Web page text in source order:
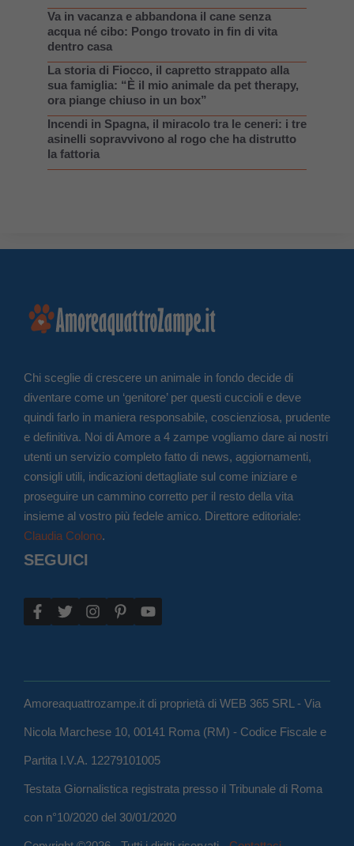
Va in vacanza e abbandona il cane senza
acqua né cibo: Pongo trovato in fin di vita
dentro casa
La storia di Fiocco, il capretto strappato alla
sua famiglia: “È il mio animale da pet therapy,
ora piange chiuso in un box”
Incendi in Spagna, il miracolo tra le ceneri: i tre
asinelli sopravvivono al rogo che ha distrutto
la fattoria
Chi sceglie di crescere un animale in fondo decide di
diventare come un ‘genitore’ per questi cuccioli e deve
quindi farlo in maniera responsabile, coscienziosa, prudente
e definitiva. Noi di Amore a 4 zampe vogliamo dare ai nostri
utenti un servizio completo fatto di news, aggiornamenti,
consigli utili, indicazioni dettagliate sul come iniziare e
proseguire un cammino corretto per il resto della vita
insieme al vostro più fedele amico. Direttore editoriale:
Claudia Colono.
SEGUICI
Amoreaquattrozampe.it di proprietà di WEB 365 SRL - Via
Nicola Marchese 10, 00141 Roma (RM) - Codice Fiscale e
Partita I.V.A. 12279101005
Testata Giornalistica registrata presso il Tribunale di Roma
con n°10/2020 del 30/01/2020